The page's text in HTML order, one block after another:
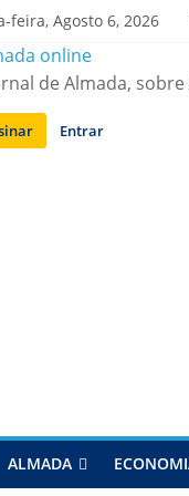
feira, Agosto 6, 2026
de Almada,
Entrar
ALMADA